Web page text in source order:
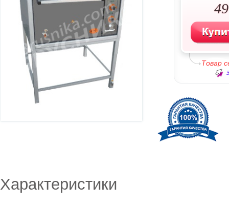
Товар
Характеристики